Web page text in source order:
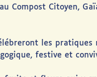
Compost Citoyen,
les
festive et